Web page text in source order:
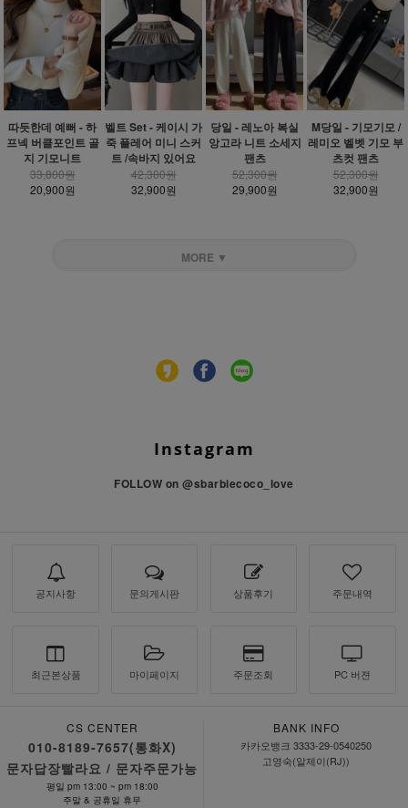
따듯한데 예뻐 - 하
프넥 버클포인트 골
지 기모니트
33,800원
20,900원
벨트 Set - 케이시 가
죽 플레어 미니 스커
트 /속바지 있어요
42,300원
32,900원
당일 - 레노아 복실
앙고라 니트 소세지
팬츠
52,300원
29,900원
M당일 - 기모기모 /
레미오 벨벳 기모 부
츠컷 팬츠
52,300원
32,900원
MORE ▼
Instagram
FOLLOW on @sbarbiecoco_love
공지사항 문의게시판 상품후기 주문내역
최근본상품 마이페이지 주문조회 PC 버젼
CS CENTER
010-8189-7657(통화X)
문자답장빨라요 / 문자주문가능
평일 pm 13:00 ~ pm 18:00
주말 & 공휴일 휴무
BANK INFO
카카오뱅크 3333-29-0540250
고영숙(알제이(RJ))